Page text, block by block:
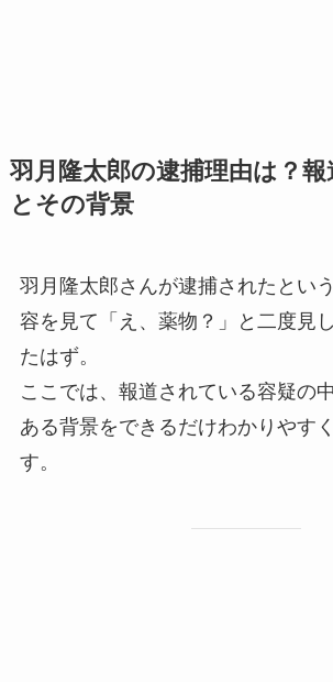
羽月隆太郎の逮捕理由は？
とその背景
羽月隆太郎さんが逮捕されたとい
容を見て「え、薬物？」と二度見
たはず。
ここでは、報道されている容疑の
ある背景をできるだけわかりやす
す。